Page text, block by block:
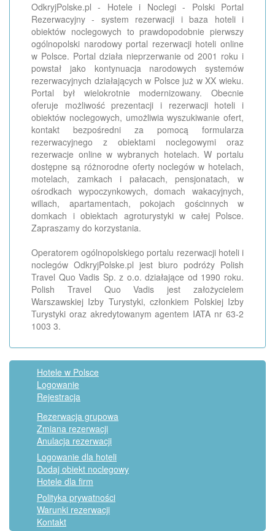
OdkryjPolske.pl - Hotele i Noclegi - Polski Portal
Rezerwacyjny - system rezerwacji i baza hoteli i
obiektów noclegowych to prawdopodobnie pierwszy
ogólnopolski narodowy portal rezerwacji hoteli online
w Polsce. Portal działa nieprzerwanie od 2001 roku i
powstał jako kontynuacja narodowych systemów
rezerwacyjnych działających w Polsce już w XX wieku.
Portal był wielokrotnie modernizowany. Obecnie
oferuje możliwość prezentacji i rezerwacji hoteli i
obiektów noclegowych, umożliwia wyszukiwanie ofert,
kontakt bezpośredni za pomocą formularza
rezerwacyjnego z obiektami noclegowymi oraz
rezerwacje online w wybranych hotelach. W portalu
dostępne są różnorodne oferty noclegów w hotelach,
motelach, zamkach i pałacach, pensjonatach, w
ośrodkach wypoczynkowych, domach wakacyjnych,
willach, apartamentach, pokojach gościnnych w
domkach i obiektach agroturystyki w całej Polsce.
Zapraszamy do korzystania.
Operatorem ogólnopolskiego portalu rezerwacji hoteli i
noclegów OdkryjPolske.pl jest biuro podróży Polish
Travel Quo Vadis Sp. z o.o. działające od 1990 roku.
Polish Travel Quo Vadis jest założycielem
Warszawskiej Izby Turystyki, członkiem Polskiej Izby
Turystyki oraz akredytowanym agentem IATA nr 63-2
1003 3.
Hotele w Polsce
Logowanie
Rejestracja
Rezerwacja grupowa
Zmiana rezerwacji
Anulacja rezerwacji
Logowanie dla hoteli
Dodaj obiekt noclegowy
Hotele dla firm
Polityka prywatności
Warunki rezerwacji
Kontakt